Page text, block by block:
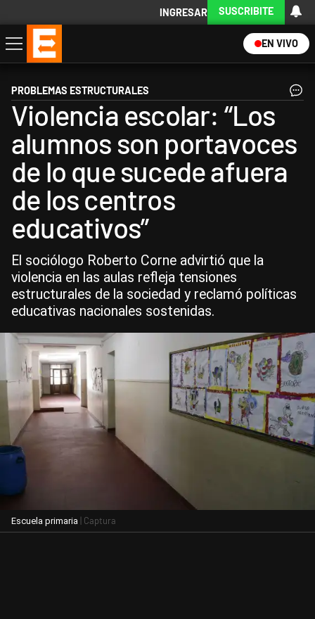
INGRESAR SUSCRIBITE
EN VIVO
Economía
Política
Internacional
Actualidad
Descargá la App
PROBLEMAS ESTRUCTURALES
Violencia escolar: “Los
alumnos son portavoces
de lo que sucede afuera
de los centros
educativos”
El sociólogo Roberto Corne advirtió que la
violencia en las aulas refleja tensiones
estructurales de la sociedad y reclamó políticas
educativas nacionales sostenidas.
Escuela primaria | Captura